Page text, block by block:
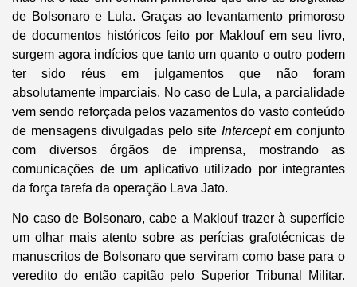
de Bolsonaro e Lula. Graças ao levantamento primoroso
de documentos históricos feito por Maklouf em seu livro,
surgem agora indícios que tanto um quanto o outro podem
ter sido réus em julgamentos que não foram
absolutamente imparciais. No caso de Lula, a parcialidade
vem sendo reforçada pelos vazamentos do vasto conteúdo
de mensagens divulgadas pelo site Interceptem conjunto
com diversos órgãos de imprensa, mostrando as
comunicações de um aplicativo utilizado por integrantes
da força tarefa da operação Lava Jato.
No caso de Bolsonaro, cabe a Maklouf trazer à superfície
um olhar mais atento sobre as perícias grafotécnicas de
manuscritos de Bolsonaro que serviram como base para o
veredito do então capitão pelo Superior Tribunal Militar.